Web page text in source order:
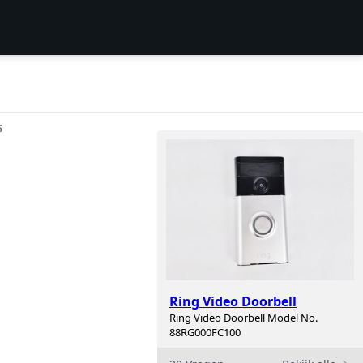
Ring Video Doorbell
Ring Video Doorbell Model No.
88RG000FC100